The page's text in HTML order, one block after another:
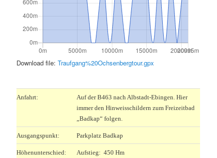
Download file:Traufgang%20Ochsenbergtour.gpx
Anfahrt:
Auf der B463 nach Albstadt-Ebingen. Hier
immer den Hinweisschildern zum Freizeitbad
„Badkap“ folgen.
Ausgangspunkt: Parkplatz Badkap
Höhenunterschied:
Aufstieg: 450 Hm